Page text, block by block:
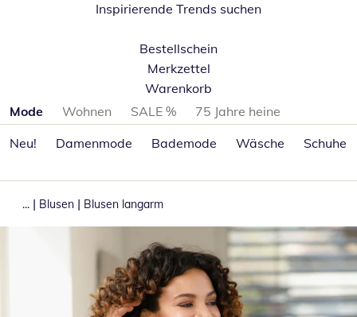
Inspirierende Trends suchen
Bestellschein
Merkzettel
Warenkorb
Produktkategorien überspringen
Mode Wohnen SALE %
75 Jahre heine
Neu!
Damenmode Bademode Wäsche Schuhe
... | Blusen | Blusen langarm